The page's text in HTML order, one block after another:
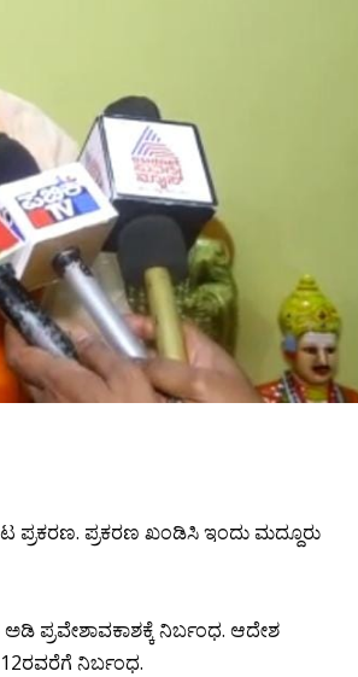
ಪ್ರಕರಣ. ಪ್ರಕರಣ ಖಂಡಿಸಿ ಇಂದು ಮದ್ದೂರು
ಪ್ರವೇಶಾವಕಾಶಕ್ಕೆ ನಿರ್ಬಂಧ. ಆದೇಶ
ನಿರ್ಬಂಧ.